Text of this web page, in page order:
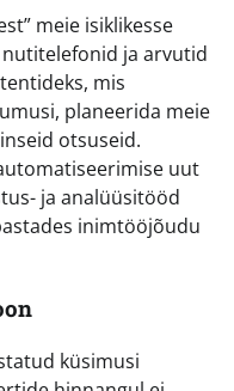
meie isiklikesse
nutitelefonid ja arvutid
mis
planeerida meie
otsuseid.
uut
ja analüüsitööd
inimtööjõudu
küsimusi